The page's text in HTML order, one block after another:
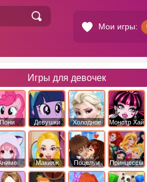
Мои игры:
Игры для девочек
Пони
это
Девушки
Эквестрии
Холодное
Сердце
Монстр Хай
Макияж Поцелуи
Принцессы
Диснея